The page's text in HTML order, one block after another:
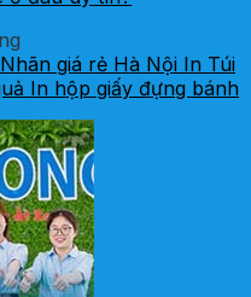
giá rẻ Hà Nội In Túi
In hộp giấy đựng bánh